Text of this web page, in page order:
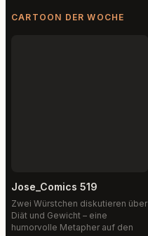
CARTOON DER WOCHE
Jose_Comics 519
Zwei Würstchen diskutieren über
Diät und Gewicht – eine
humorvolle Metapher auf den